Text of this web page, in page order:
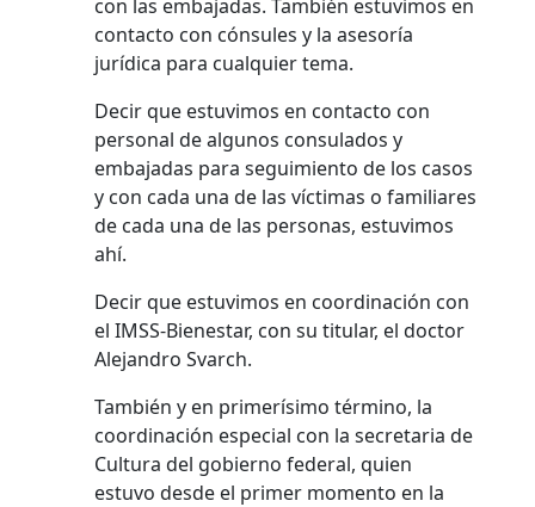
con las embajadas. También estuvimos en
contacto con cónsules y la asesoría
jurídica para cualquier tema.
Decir que estuvimos en contacto con
personal de algunos consulados y
embajadas para seguimiento de los casos
y con cada una de las víctimas o familiares
de cada una de las personas, estuvimos
ahí.
Decir que estuvimos en coordinación con
el IMSS-Bienestar, con su titular, el doctor
Alejandro Svarch.
También y en primerísimo término, la
coordinación especial con la secretaria de
Cultura del gobierno federal, quien
estuvo desde el primer momento en la